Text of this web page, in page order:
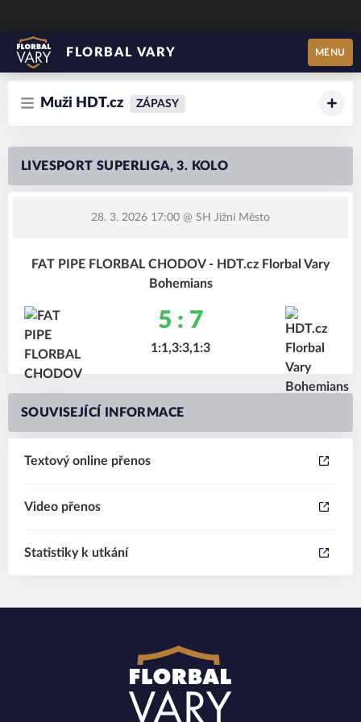
FLORBAL VARY MENU
Muži HDT.cz ZÁPASY
LIVESPORT SUPERLIGA, 3. KOLO
28. 3. 2026 17:00 @ SH Jižní Město
FAT PIPE FLORBAL CHODOV - HDT.cz Florbal Vary
Bohemians
5 : 7
1:1,3:3,1:3
SOUVISEJÍCÍ INFORMACE
Textový online přenos
Video přenos
Statistiky k utkání